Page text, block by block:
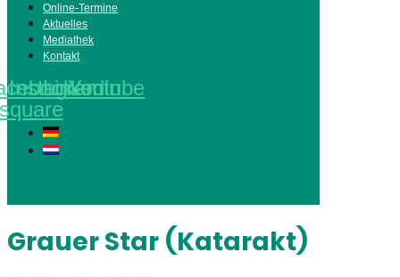
Online-Termine
Aktuelles
Mediathek
Kontakt
square
Instagram
Linkedin
Youtube
Grauer Star (Katarakt)